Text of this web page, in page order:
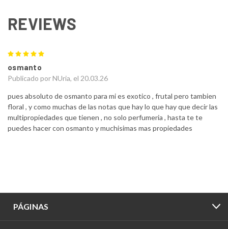
REVIEWS
osmanto
Publicado por NUria, el 20.03.26
pues absoluto de osmanto para mi es exotico , frutal pero tambien
floral , y como muchas de las notas que hay lo que hay que decir las
multipropiedades que tienen , no solo perfumeria , hasta te te
puedes hacer con osmanto y muchisimas mas propiedades
PÁGINAS